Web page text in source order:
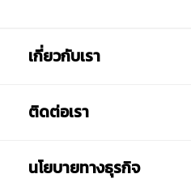
เกี่ยวกับเรา
ติดต่อเรา
นโยบายทางธุรกิจ